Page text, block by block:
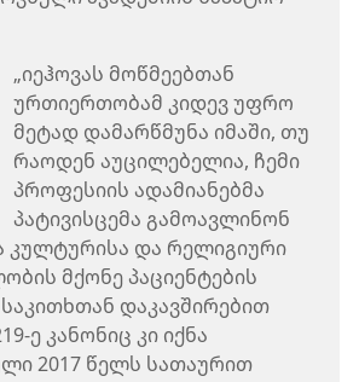
„იეჰოვას მოწმეებთან
ურთიერთობამ კიდევ უფრო
მეტად დამარწმუნა იმაში, თუ
რაოდენ აუცილებელია, ჩემი
პროფესიის ადამიანებმა
პატივისცემა გამოავლინონ
კულტურისა და რელიგიური
მქონე პაციენტების
დაკავშირებით
ე კანონიც კი იქნა
2017 წელს სათაურით